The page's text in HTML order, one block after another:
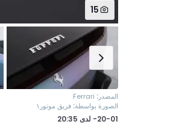
15
المصدر:
Ferrari
الصورة بواسطة: فريق موتور١
20-01- لدى